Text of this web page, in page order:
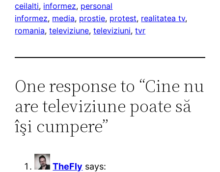
ceilalti, informez, personal
informez, media, prostie, protest, realitatea tv
romania, televiziune, televiziuni, tvr
One response to “Cine nu
are televiziune poate să
îşi cumpere”
TheFly says: